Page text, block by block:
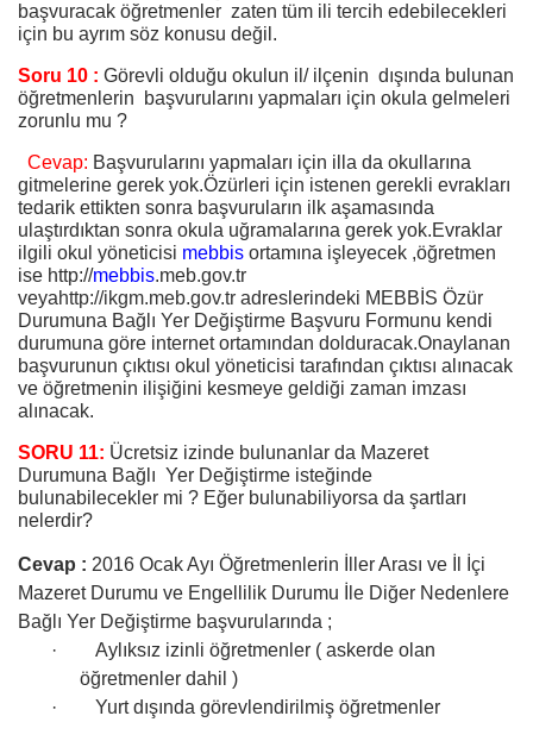
başvuracak öğretmenler zaten tüm ili tercih edebilecekleri
için bu ayrım söz konusu değil.
Soru 10 : Görevli olduğu okulun il/ ilçenin dışında bulunan
öğretmenlerin başvurularını yapmaları için okula gelmeleri
zorunlu mu ?
Cevap: Başvurularını yapmaları için illa da okullarına
gitmelerine gerek yok.Özürleri için istenen gerekli evrakları
tedarik ettikten sonra başvuruların ilk aşamasında
ulaştırdıktan sonra okula uğramalarına gerek yok.Evraklar
ilgili okul yöneticisi mebbis ortamına işleyecek ,öğretmen
ise http://mebbis.meb.gov.tr
veyahttp://ikgm.meb.gov.tr adreslerindeki MEBBİS Özür
Durumuna Bağlı Yer Değiştirme Başvuru Formunu kendi
durumuna göre internet ortamından dolduracak.Onaylanan
başvurunun çıktısı okul yöneticisi tarafından çıktısı alınacak
ve öğretmenin ilişiğini kesmeye geldiği zaman imzası
alınacak.
SORU 11: Ücretsiz izinde bulunanlar da Mazeret
Durumuna Bağlı Yer Değiştirme isteğinde
bulunabilecekler mi ? Eğer bulunabiliyorsa da şartları
nelerdir?
Cevap : 2016 Ocak Ayı Öğretmenlerin İller Arası ve İl İçi
Mazeret Durumu ve Engellilik Durumu İle Diğer Nedenlere
Bağlı Yer Değiştirme başvurularında ;
·
Aylıksız izinli öğretmenler ( askerde olan
öğretmenler dahil )
·
Yurt dışında görevlendirilmiş öğretmenler